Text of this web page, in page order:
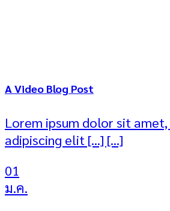
A Video Blog Post
Lorem ipsum dolor sit
adipiscing elit [...] [...]
01
ม.ค.